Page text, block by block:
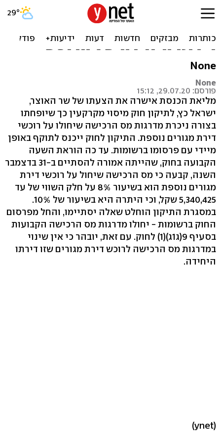
אושר: הפחתת מדרגות מס
רכישה לדירת מגורים שאינה
דירתו היחידה של הרוכש
None
None
פורסם: 29.07.20, 15:12
מליאת הכנסת אישרה את הצעתו של שר האוצר,
ישראל כץ, לתיקון חוק מיסוי מקרקעין כך שיופחתו
בצורה ניכרת מדרגות מס הרכישה שיחולו על רוכשי
דירת מגורים נוספת. התיקון לחוק ייכנס לתוקף באופן
מיידי עם פרסומו ברשומות. עד כה הוראת השעה
הקבועה בחוק, שהייתה אמורה להסתיים ב-31 בדצמבר
השנה, קבעה כי מס הרכישה שיחול על רוכשי דירת
מגורים נוספת הוא בשיעור 8% על חלק השווי של עד
5,340,425 שקל, וכי היתרה היא בשיעור של 10%.
במסגרת התיקון הוחלט שאלה יסתיימו, והחל מפרסום
החוק ברשומות - יחולו מדרגות מס הרכישה הקבועות
בסעיף 9(ג1ג)(1) לחוק. עם זאת, יובהר כי אין שינוי
במדרגות מס הרכישה לרוכש דירת מגורים שזו דירתו
היחידה.
(ynet)